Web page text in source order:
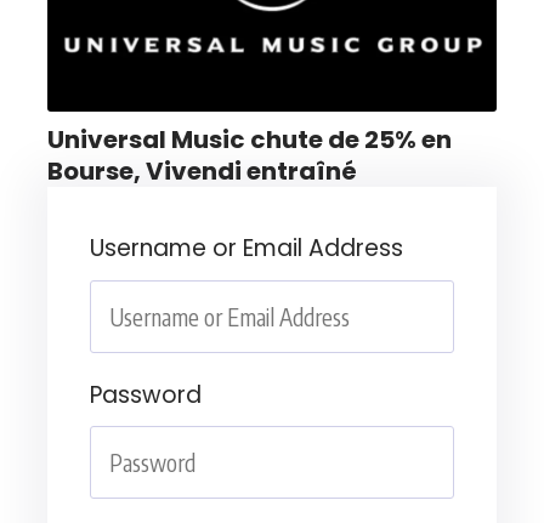
Universal Music chute de 25% en
Bourse, Vivendi entraîné
Username or Email Address
Password